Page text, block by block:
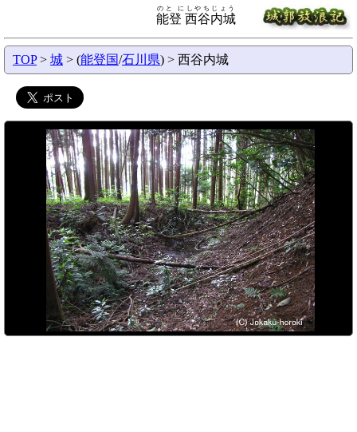
能登 西谷内城
のと にしやちじょう
TOP> 城 > (能登国/石川県) > 西谷内城